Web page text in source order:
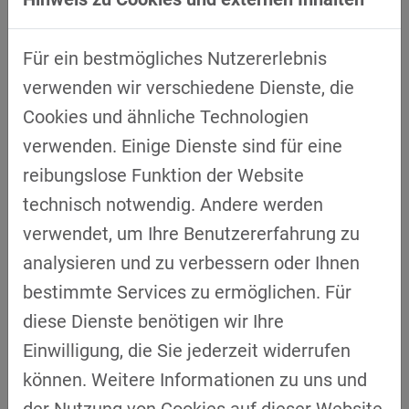
Ein zentrales Highlight der Veranstaltung war
die Paneldiskussion mit dem Titel
„Sicherheit vernetzt denken: Industrie,
Gesellschaft und ihre gemeinsamen
Herausforderungen“. Moderiert von Sven
Rochier, Projektmanager für Sicherheit und
Verteidigung bei Bayern Innovativ GmbH,
diskutierten Experten wie Dr.-Ing. Armin
Engstle von AVL Software and Functions
GmbH, Dr. Matthias Kampmann vom IT-
Sicherheitscluster e.V., Prof. Dr. Markus
Für ein bestmögliches Nutzererlebnis
verwenden wir verschiedene Dienste, die
Cookies und ähnliche Technologien
verwenden. Einige Dienste sind für eine
reibungslose Funktion der Website
technisch notwendig. Andere werden
verwendet, um Ihre Benutzererfahrung zu
analysieren und zu verbessern oder Ihnen
bestimmte Services zu ermöglichen. Für
diese Dienste benötigen wir Ihre
Einwilligung, die Sie jederzeit widerrufen
können. Weitere Informationen zu uns und